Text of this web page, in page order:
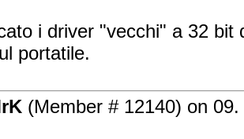
i driver "vecchi" a 32
portatile.
(Member # 12140) on